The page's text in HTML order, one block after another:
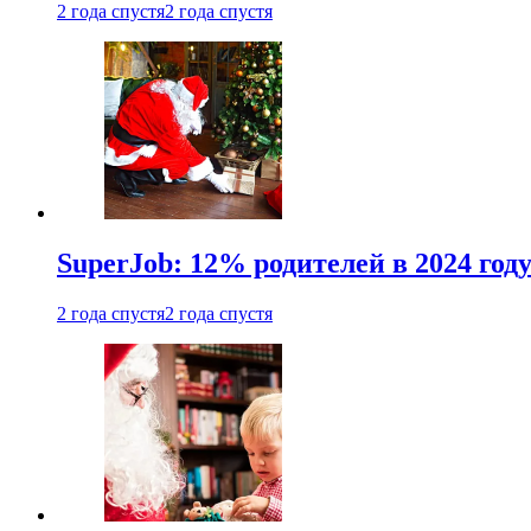
2 года спустя2 года спустя
SuperJob: 12% родителей в 2024
2 года спустя2 года спустя